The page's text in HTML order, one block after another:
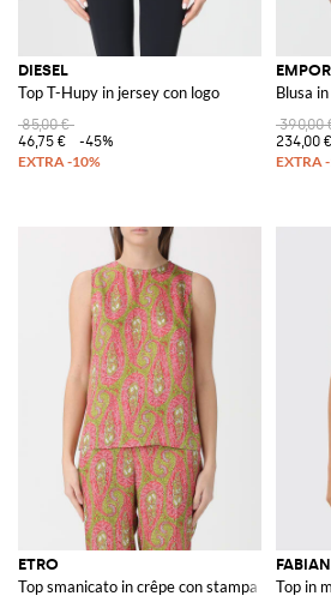
DIESEL
Top T-Hupy in jersey con logo
85,00 €
46,75 €
-45%
Blusa
390,00
234,00 €
ETRO
Top smanicato in crêpe con stampa Paisley
Top in